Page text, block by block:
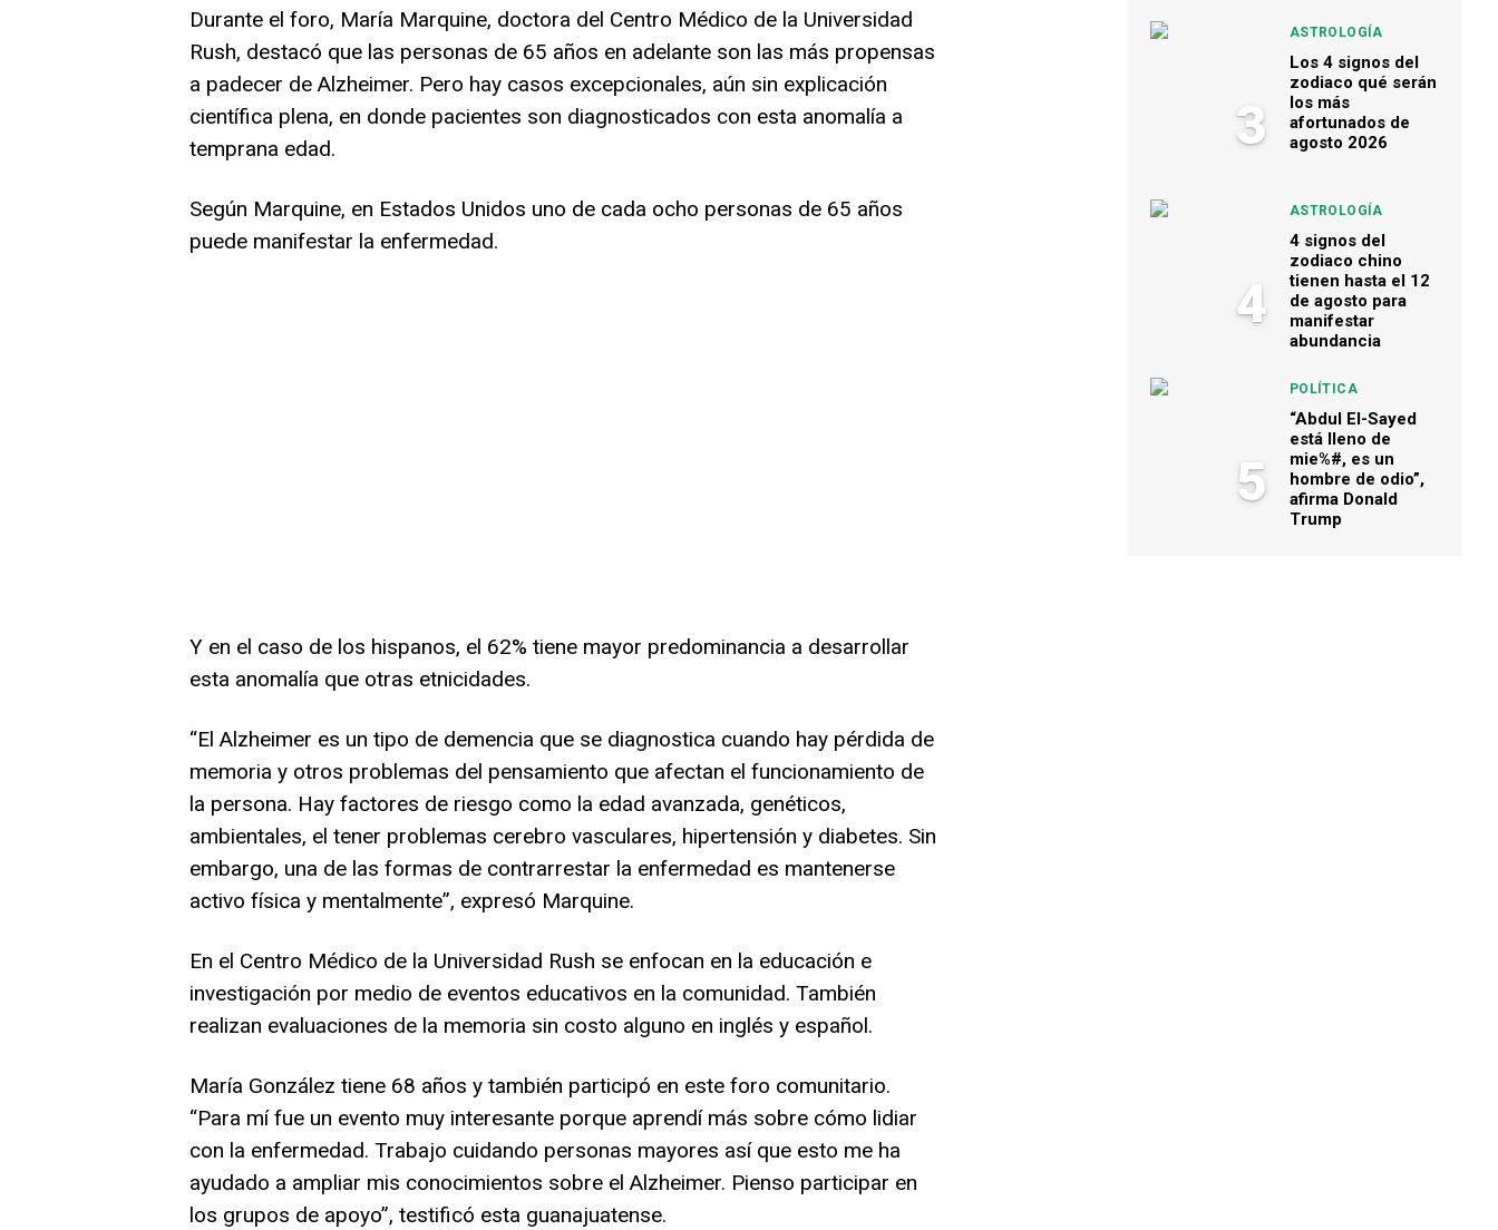
Durante el foro, María Marquine, doctora del Centro Médico de la Universidad
Rush, destacó que las personas de 65 años en adelante son las más propensas
a padecer de Alzheimer. Pero hay casos excepcionales, aún sin explicación
científica plena, en donde pacientes son diagnosticados con esta anomalía a
temprana edad.
Según Marquine, en Estados Unidos uno de cada ocho personas de 65 años
puede manifestar la enfermedad.
Y en el caso de los hispanos, el 62% tiene mayor predominancia a desarrollar
esta anomalía que otras etnicidades.
“El Alzheimer es un tipo de demencia que se diagnostica cuando hay pérdida de
memoria y otros problemas del pensamiento que afectan el funcionamiento de
la persona. Hay factores de riesgo como la edad avanzada, genéticos,
ambientales, el tener problemas cerebro vasculares, hipertensión y diabetes. Sin
embargo, una de las formas de contrarrestar la enfermedad es mantenerse
activo física y mentalmente”, expresó Marquine.
En el Centro Médico de la Universidad Rush se enfocan en la educación e
investigación por medio de eventos educativos en la comunidad. También
realizan evaluaciones de la memoria sin costo alguno en inglés y español.
María González tiene 68 años y también participó en este foro comunitario.
“Para mí fue un evento muy interesante porque aprendí más sobre cómo lidiar
con la enfermedad. Trabajo cuidando personas mayores así que esto me ha
ayudado a ampliar mis conocimientos sobre el Alzheimer. Pienso participar en
los grupos de apoyo”, testificó esta guanajuatense.
3
ASTROLOGÍA
Los 4 signos del
zodiaco qué serán
los más
afortunados de
agosto 2026
4
ASTROLOGÍA
4 signos del
zodiaco chino
tienen hasta el 12
de agosto para
manifestar
abundancia
5
POLÍTICA
“Abdul El-Sayed
está lleno de
mie%#, es un
hombre de odio”,
afirma Donald
Trump